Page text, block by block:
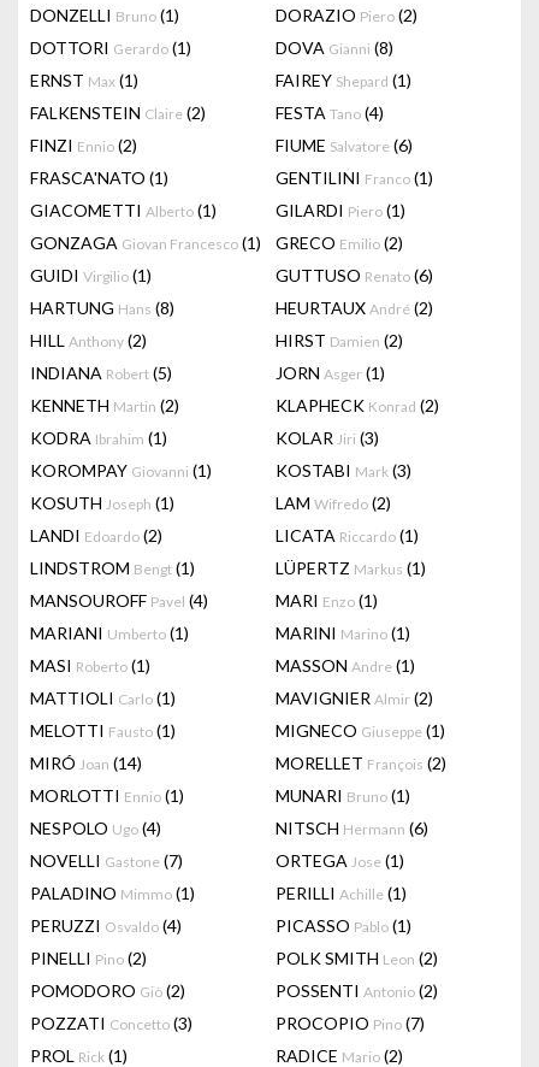
DONZELLI Bruno (1) DORAZIO Piero (2)
DOTTORI Gerardo (1) DOVA Gianni (8)
ERNST Max (1) FAIREY Shepard (1)
FALKENSTEIN Claire (2) FESTA Tano (4)
FINZI Ennio (2) FIUME Salvatore (6)
FRASCA'NATO (1) GENTILINI Franco (1)
GIACOMETTI Alberto (1) GILARDI Piero (1)
GONZAGA Giovan Francesco (1) GRECO Emilio (2)
GUIDI Virgilio (1) GUTTUSO Renato (6)
HARTUNG Hans (8) HEURTAUX André (2)
HILL Anthony (2) HIRST Damien (2)
INDIANA Robert (5) JORN Asger (1)
KENNETH Martin (2) KLAPHECK Konrad (2)
KODRA Ibrahim (1) KOLAR Jiri (3)
KOROMPAY Giovanni (1) KOSTABI Mark (3)
KOSUTH Joseph (1) LAM Wifredo (2)
LANDI Edoardo (2) LICATA Riccardo (1)
LINDSTROM Bengt (1) LÜPERTZ Markus (1)
MANSOUROFF Pavel (4) MARI Enzo (1)
MARIANI Umberto (1) MARINI Marino (1)
MASI Roberto (1) MASSON Andre (1)
MATTIOLI Carlo (1) MAVIGNIER Almir (2)
MELOTTI Fausto (1) MIGNECO Giuseppe (1)
MIRÓ Joan (14) MORELLET François (2)
MORLOTTI Ennio (1) MUNARI Bruno (1)
NESPOLO Ugo (4) NITSCH Hermann (6)
NOVELLI Gastone (7) ORTEGA Jose (1)
PALADINO Mimmo (1) PERILLI Achille (1)
PERUZZI Osvaldo (4) PICASSO Pablo (1)
PINELLI Pino (2) POLK SMITH Leon (2)
POMODORO Giò (2) POSSENTI Antonio (2)
POZZATI Concetto (3) PROCOPIO Pino (7)
PROL Rick (1) RADICE Mario (2)